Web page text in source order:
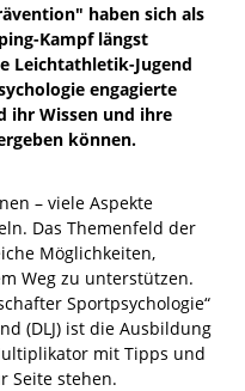
haben sich als
Kampf längst
Leichtathletik-Jugend
engagierte
ihr Wissen und ihre
können.
– viele Aspekte
Das Themenfeld der
Möglichkeiten,
Weg zu unterstützen.
Sportpsychologie“
(DLJ) ist die Ausbildung
mit Tipps und
Seite stehen.